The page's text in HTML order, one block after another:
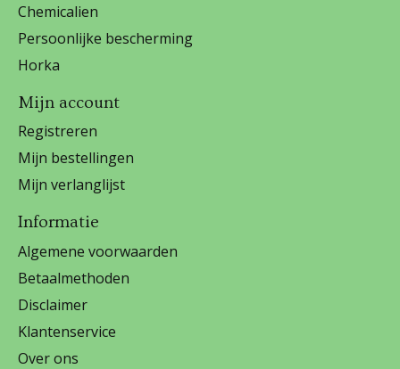
Chemicalien
Persoonlijke bescherming
Horka
Mijn account
Registreren
Mijn bestellingen
Mijn verlanglijst
Informatie
Algemene voorwaarden
Betaalmethoden
Disclaimer
Klantenservice
Over ons